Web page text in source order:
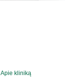
Apie kliniką